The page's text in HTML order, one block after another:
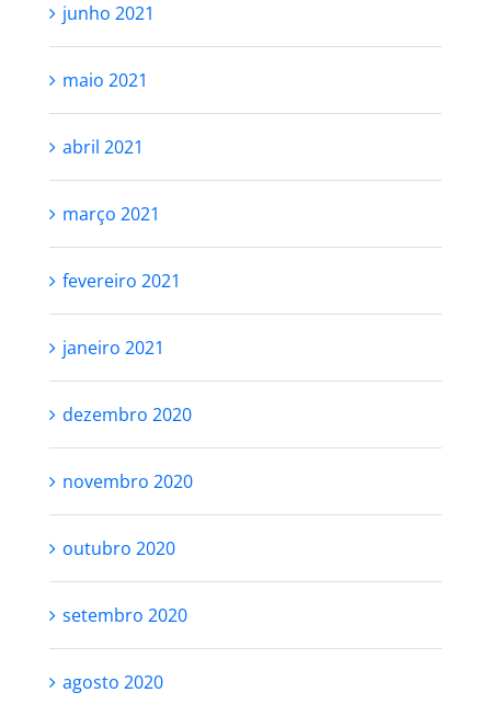
junho 2021
maio 2021
abril 2021
março 2021
fevereiro 2021
janeiro 2021
dezembro 2020
novembro 2020
outubro 2020
setembro 2020
agosto 2020